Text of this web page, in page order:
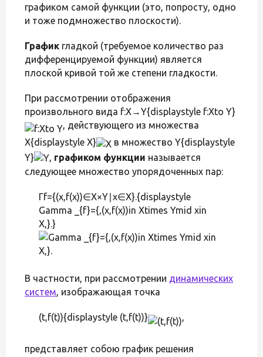
графиком самой функции (это, попросту, одно
и тоже подмножество плоскости).
График гладкой (требуемое количество раз
дифференцируемой функции) является
плоской кривой той же степени гладкости.
При рассмотрении отображения
произвольного вида f:X→Y{displaystyle f:Xto Y}
, действующего из множества
X{displaystyle X}
в множество Y{displaystyle
Y}
, графиком функции называется
следующее множество упорядоченных пар:
Γf={(x,f(x))∈X×Y∣x∈X}.{displaystyle
Gamma _{f}={,(x,f(x))in Xtimes Ymid xin
X,}.}
В частности, при рассмотрении динамических
систем, изображающая точка
(t,f(t)){displaystyle (t,f(t))} ,
представляет собою график решения